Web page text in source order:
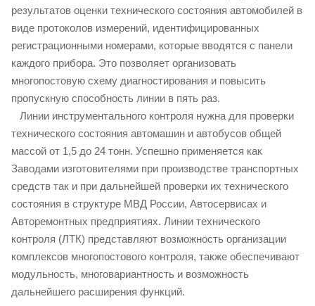
результатов оценки технического состояния автомобилей в
виде протоколов измерений, идентифицированных
регистрационными номерами, которые вводятся с панели
каждого прибора. Это позволяет организовать
многопостовую схему диагностирования и повысить
пропускную способность линии в пять раз.
Линии инструментального контроля нужна для проверки
технического состояния автомашин и автобусов общей
массой от 1,5 до 24 тонн. Успешно применяется как
Заводами изготовителями при производстве транспортных
средств так и при дальнейшей проверки их технического
состояния в структуре МВД России, Автосервисах и
Авторемонтных предприятиях. Линии технического
контроля (ЛТК) представляют возможность организации
комплексов многопостового контроля, также обеспечивают
модульность, многовариантность и возможность
дальнейшего расширения функций.